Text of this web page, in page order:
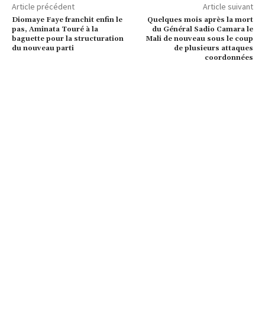
Article précédent
Diomaye Faye franchit enfin le
pas, Aminata Touré à la
baguette pour la structuration
du nouveau parti
Article suivant
Quelques mois après la mort
du Général Sadio Camara le
Mali de nouveau sous le coup
de plusieurs attaques
coordonnées